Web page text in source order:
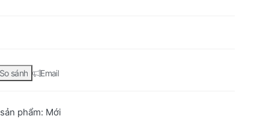
So sánh Email
phẩm: Mới